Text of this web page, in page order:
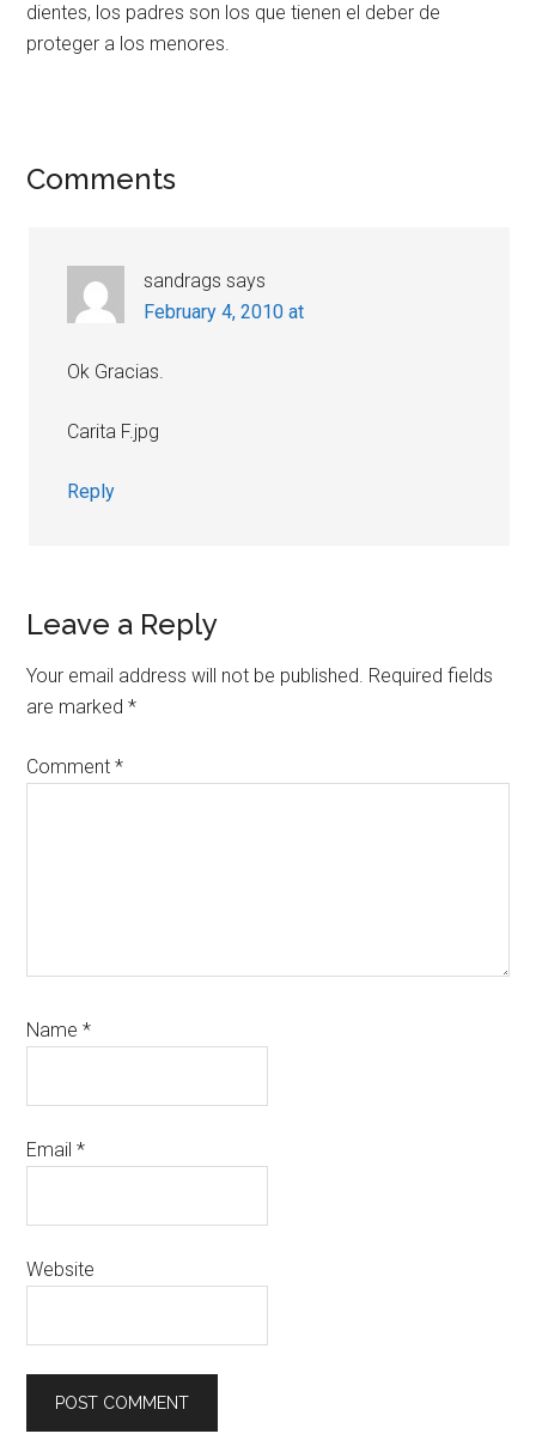
dientes, los padres son los que tienen el deber de
proteger a los menores.
Reader
Comments
sandrags says
February 4, 2010 at
Ok Gracias.
Carita F.jpg
Reply
Leave a Reply
Your email address will not be published. Required fields
are marked*
Comment*
Name*
Email*
Website